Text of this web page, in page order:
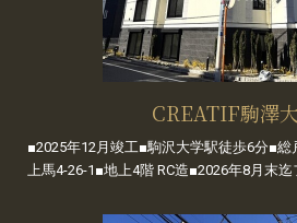
CREATIF駒澤
■2025年12月竣工■駒沢大学駅徒歩6分■
上馬4-26-1■地上4階 RC造■2026年8月末